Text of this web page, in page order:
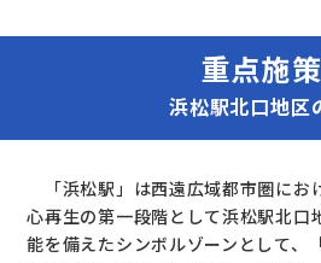
重点施
浜松駅北口地区
「浜松駅」は西遠広域都市圏にお
心再生の第一段階として浜松駅北口
能を備えたシンボルゾーンとして、